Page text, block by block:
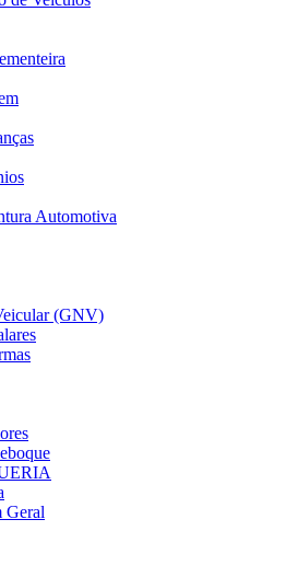
Automotiva
(GNV)
Geral